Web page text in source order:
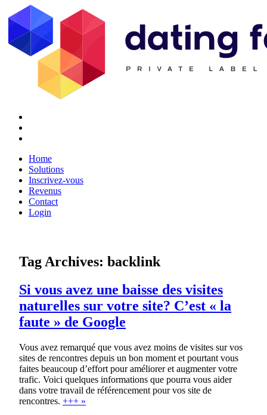
Home
Solutions
Inscrivez-vous
Revenus
Contact
Login
Tag Archives: backlink
Si vous avez une baisse des visites
naturelles sur votre site? C’est « la
faute » de Google
Vous avez remarqué que vous avez moins de visites sur vos
sites de rencontres depuis un bon moment et pourtant vous
faites beaucoup d’effort pour améliorer et augmenter votre
trafic. Voici quelques informations que pourra vous aider
dans votre travail de référencement pour vos site de
rencontres. +++ »